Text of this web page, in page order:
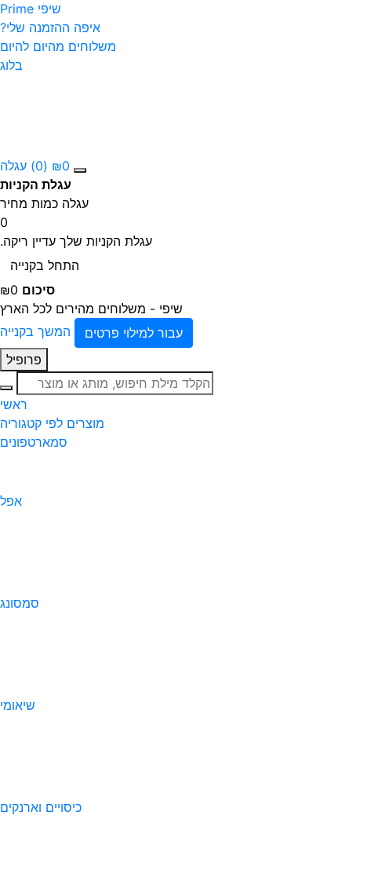
שיפי Prime
איפה ההזמנה שלי?
משלוחים מהיום להיום
בלוג
₪0
(0)
עגלה
עגלת הקניות
עגלה כמות מחיר
0
עגלת הקניות שלך עדיין ריקה.
התחל בקנייה
סיכום ₪0
שיפי - משלוחים מהירים לכל הארץ
עבור למילוי פרטים
המשך בקנייה
פרופיל
חיפוש
ראשי
מוצרים לפי קטגוריה
סמארטפונים
אפל
סמסונג
שיאומי
כיסויים וארנקים